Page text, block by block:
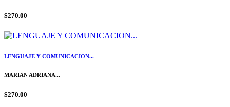
$270.00
LENGUAJE Y COMUNICACION...
MARIAN ADRIANA...
$270.00